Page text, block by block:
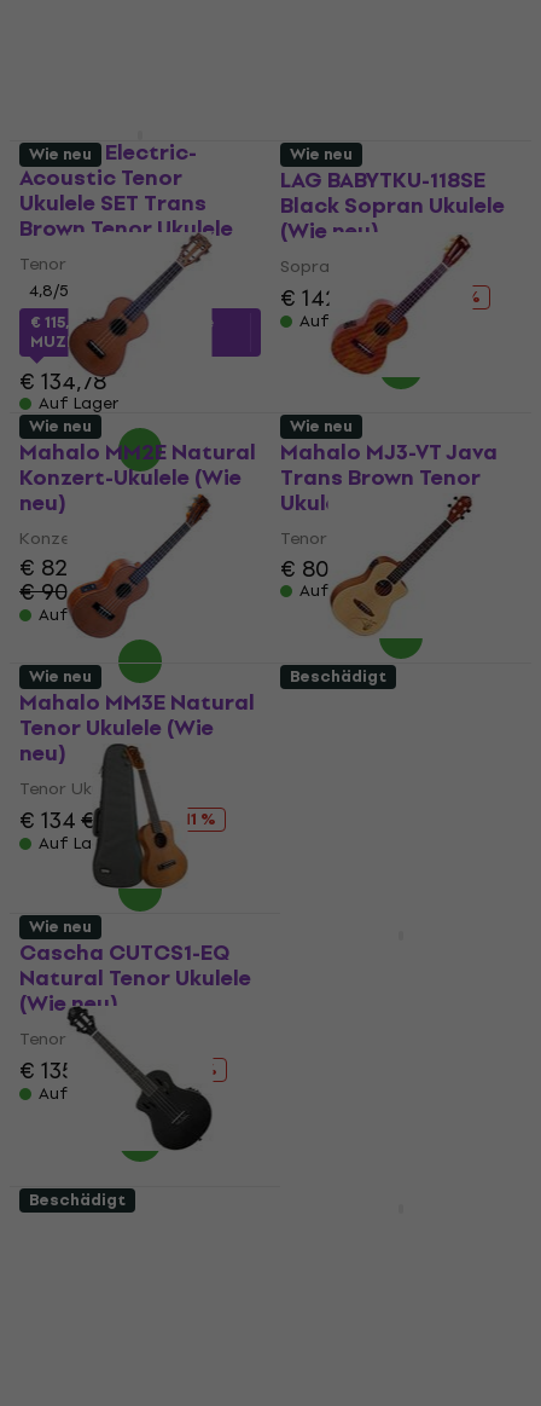
Mahalo Electric-
Acoustic Tenor
Ukulele SET Trans
Brown Tenor Ukulele
Tenor Ukulele
4,8/5
€ 115,47mit dem Code
MUZMUZ-10
€ 134,78
Auf Lager
LAG BABYTKU-118SE
Black Sopran Ukulele
(Wie neu)
Sopran Ukulele
€ 142 € 169
- 16 %
Auf Lager
Wie neu
Mahalo MM2E Natural
Konzert-Ukulele (Wie
neu)
Konzert-Ukulele
€ 82,60
€ 90,40
- 9 %
Auf Lager
Wie neu
Mahalo MJ3-VT Java
Trans Brown Tenor
Ukulele (Wie neu)
Tenor Ukulele
€ 80,20
Auf Lager
Wie neu
Mahalo MM3E Natural
Tenor Ukulele (Wie
neu)
Tenor Ukulele
€ 134€ 150
- 11 %
Auf Lager
Wie neu
Wie neu
Cascha CUTCS1-EQ
Natural Tenor Ukulele
(Wie neu)
Tenor Ukulele
€ 135 € 156
- 13 %
Auf Lager
Beschädigt
Wie neu
Beschädigt